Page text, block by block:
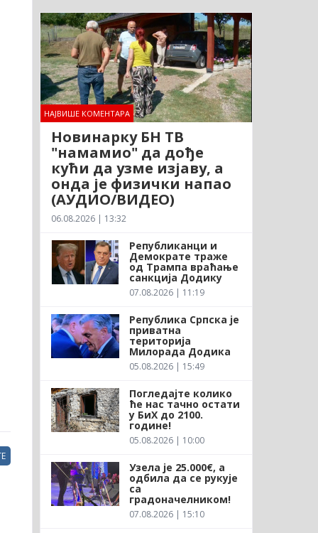
НАЈВИШЕ КОМЕНТАРА
Новинарку БН ТВ
"намамио" да дође
кући да узме изјаву, а
онда је физички напао
(АУДИО/ВИДЕО)
06.08.2026 | 13:32
Републиканци и
Демократе траже
од Трампа враћање
санкција Додику
07.08.2026 | 11:19
Република Српска је
приватна
територија
Милорада Додика
05.08.2026 | 15:49
Погледајте колико
ће нас тачно остати
у БиХ до 2100.
године!
05.08.2026 | 10:00
Узела је 25.000€, а
одбила да се рукује
са
градоначелником!
07.08.2026 | 15:10